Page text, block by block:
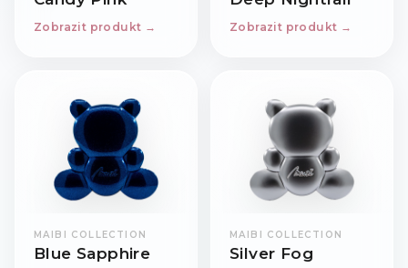
Zobrazit produkt → Zobrazit produkt →
MAIBI COLLECTION
Blue Sapphire
MAIBI COLLECTION
Silver Fog